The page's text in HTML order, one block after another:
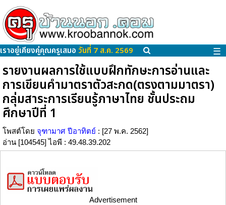
เราอยู่เคียงคู่คุณครูเสมอ วันที่ 7 ส.ค. 2569 ☰
รายงานผลการใช้แบบฝึกทักษะการอ่านและ
การเขียนคำมาตราตัวสะกด(ตรงตามมาตรา)
กลุ่มสาระการเรียนรู้ภาษาไทย ชั้นประถม
ศึกษาปีที่ 1
โพสต์โดย จุฑามาศ ปีอาทิตย์ : [27 พ.ค. 2562]
อ่าน [104545] ไอพี : 49.48.39.202
Advertisement